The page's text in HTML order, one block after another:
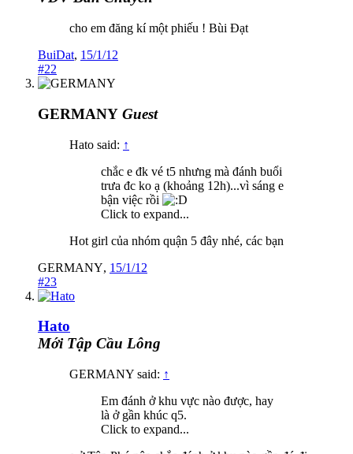
cho em đăng kí một phiếu ! Bùi Đạt
BuiDat, 15/1/12
#22
GERMANY Guest
Hato said: ↑
chắc e đk vé t5 nhưng mà đánh buổi
trưa đc ko ạ (khoảng 12h)...vì sáng e
bận việc rồi
Click to expand...
Hot girl của nhóm quận 5 đây nhé, các bạn
GERMANY, 15/1/12
#23
Hato
Mới Tập Cầu Lông
GERMANY said: ↑
Em đánh ở khu vực nào được, hay
là ở gần khúc q5.
Click to expand...